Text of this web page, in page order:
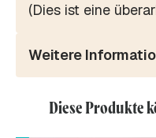
(Dies ist eine
Weitere
Diese Produkte